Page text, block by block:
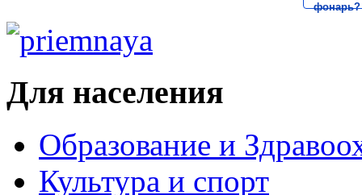
фонарь?
Для населения
Образование и
Культура и спорт